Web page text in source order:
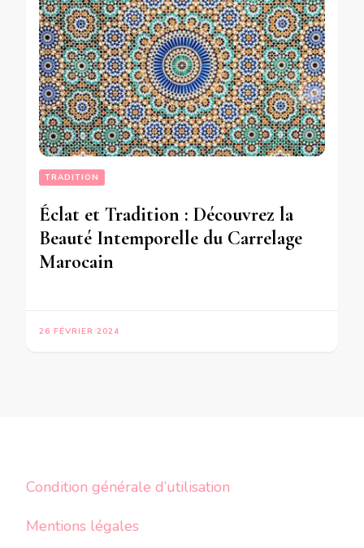
TRADITION
Éclat et Tradition : Découvrez la
Beauté Intemporelle du Carrelage
Marocain
26 FÉVRIER 2024
Condition générale d’utilisation
Mentions légales